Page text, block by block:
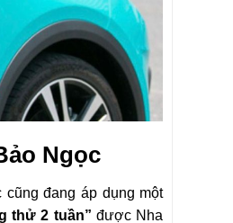
Ngọc
đang áp dụng một
thử 2 tuần” được Nha